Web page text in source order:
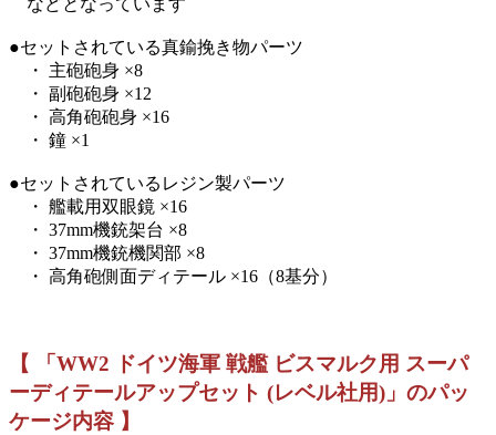
などとなっています
●セットされている真鍮挽き物パーツ
・ 主砲砲身 ×8
・ 副砲砲身 ×12
・ 高角砲砲身 ×16
・ 鐘 ×1
●セットされているレジン製パーツ
・ 艦載用双眼鏡 ×16
・ 37mm機銃架台 ×8
・ 37mm機銃機関部 ×8
・ 高角砲側面ディテール ×16（8基分）
【 「WW2 ドイツ海軍 戦艦 ビスマルク用 スーパ
ーディテールアップセット (レベル社用)」のパッ
ケージ内容 】